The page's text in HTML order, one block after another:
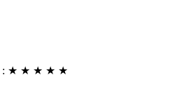
: ★ ★ ★ ★ ★